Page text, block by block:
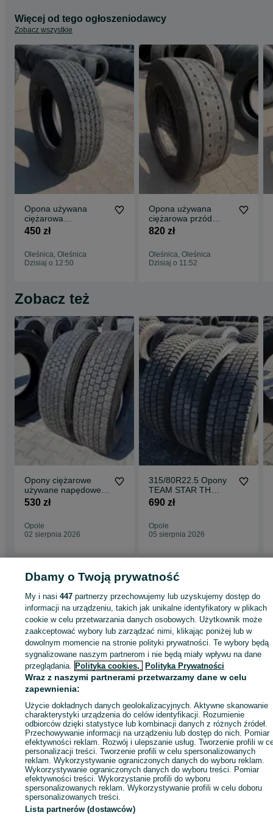
Więcej od tego ogłoszeniodawcy
Zobacz wszystkie
Opona używana
ciężarowa
295/80R22.5
450 zł
Oleśnica, Oleśnica
Dzisiaj o 12:50
Opona używana
ciężarowa przód
355/50R22.5
820 zł
Oleśnica, Oleśnica
Dzisiaj o 11:52
Zobacz też
Opony ciężarowe
używane napędowe
315/80R22.5
530 zł
Opole
02 sierpnia 2026
315/80R22.5 Opony
TEAM STAR TH
DRIVE Napęd
690 zł
Opole
05 sierpnia 2026
Strona główna Motoryzacja Opony i Felgi Opony
Opony - Oleśnica
Opony - Oleśnica
KATEGORIA
859969280 Wyświetlenia:
Zadzwoń / SMS Wyślij wiadomość
Dbamy o Twoją prywatność
My i nasi447 partnerzy przechowujemy lub uzyskujemy dostęp do
informacji na urządzeniu, takich jak unikalne identyfikatory w plikach
cookie w celu przetwarzania danych osobowych. Użytkownik może
zaakceptować wybory lub zarządzać nimi, klikając poniżej lub w
dowolnym momencie na stronie polityki prywatności. Te wybory będą
sygnalizowane naszym partnerom i nie będą miały wpływu na dane
przeglądania. Polityka cookies, Polityka Prywatności
Wraz z naszymi partnerami przetwarzamy dane w celu
zapewnienia:
Użycie dokładnych danych geolokalizacyjnych. Aktywne skanowanie
charakterystyki urządzenia do celów identyfikacji. Rozumienie
odbiorców dzięki statystyce lub kombinacji danych z różnych źródeł.
Przechowywanie informacji na urządzeniu lub dostęp do nich. Pomiar
efektywności reklam. Rozwój i ulepszanie usług. Tworzenie profili w
personalizacji treści. Tworzenie profili w celu spersonalizowanych
reklam. Wykorzystywanie ograniczonych danych do wyboru reklam.
Wykorzystywanie ograniczonych danych do wyboru treści. Pomiar
efektywności treści. Wykorzystanie profili do wyboru
spersonalizowanych reklam. Wykorzystywanie profili w celu doboru
spersonalizowanych treści.
Lista partnerów (dostawców)